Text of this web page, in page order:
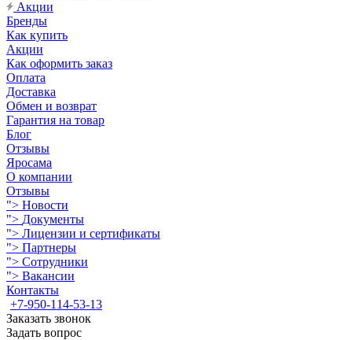
Акции
Бренды
Как купить
Акции
Как оформить заказ
Оплата
Доставка
Обмен и возврат
Гарантия на товар
Блог
Отзывы
Яросама
О компании
Отзывы
"> Новости
"> Документы
"> Лицензии и сертификаты
"> Партнеры
"> Сотрудники
"> Вакансии
Контакты
+7-950-114-53-13
Заказать звонок
Задать вопрос